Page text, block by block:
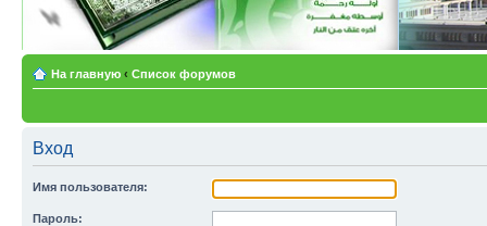
На главную ‹ Список форумов
Вход
Имя пользователя:
Пароль: